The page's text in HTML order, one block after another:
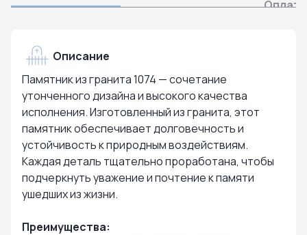
Оплата
Описание
Памятник из гранита 1074 — сочетание
утонченного дизайна и высокого качества
исполнения. Изготовленный из гранита, этот
памятник обеспечивает долговечность и
устойчивость к природным воздействиям.
Каждая деталь тщательно проработана, чтобы
подчеркнуть уважение и почтение к памяти
ушедших из жизни.
Преимущества: